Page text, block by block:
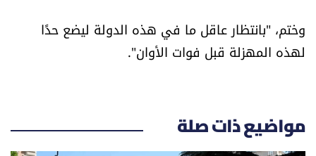
العالم
الصحافة الإسرائيلية
فصل من كتاب
وختم، "بانتظار عاقل ما في هذه الدولة ليضع حدًا
لهذه المهزلة قبل فوات الأوان".
مواضيع ذات صلة